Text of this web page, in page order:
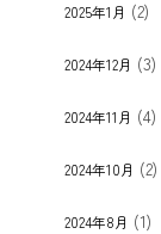
2025年1月 (2)
2024年12月 (3)
2024年11月 (4)
2024年10月 (2)
2024年8月 (1)